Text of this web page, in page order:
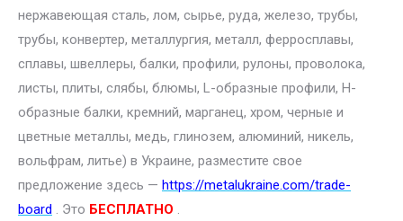
нержавеющая сталь, лом, сырье, руда, железо, трубы,
трубы, конвертер, металлургия, металл, ферросплавы,
сплавы, швеллеры, балки, профили, рулоны, проволока,
листы, плиты, слябы, блюмы, L-образные профили, H-
образные балки, кремний, марганец, хром, черные и
цветные металлы, медь, глинозем, алюминий, никель,
вольфрам, литье) в Украине, разместите свое
предложение здесь — https://metalukraine.com/trade-
board . Это БЕСПЛАТНО .